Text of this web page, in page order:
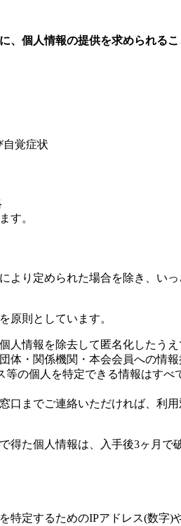
、個人情報の提供を求められるこ
自覚症状
す。
より定められた場合を除き、い
原則としています。
人情報を除去して匿名化したう
体・関係機関・本会会員への情報
の個人を特定できる情報はすべ
口までご連絡いただければ、利
た個人情報は、入手後3ヶ月で
特定するためのIPアドレス(数字)